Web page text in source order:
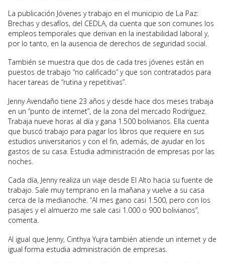
La publicación Jóvenes y trabajo en el municipio de La Paz:
Brechas y desafíos, del CEDLA, da cuenta que son comunes los
empleos temporales que derivan en la inestabilidad laboral y,
por lo tanto, en la ausencia de derechos de seguridad social.
También se muestra que dos de cada tres jóvenes están en
puestos de trabajo “no calificado” y que son contratados para
hacer tareas de “rutina y repetitivas”.
Jenny Avendaño tiene 23 años y desde hace dos meses trabaja
en un “punto de internet”, de la zona del mercado Rodríguez.
Trabaja nueve horas al día y gana 1.500 bolivianos. Ella cuenta
que buscó trabajo para pagar los libros que requiere en sus
estudios universitarios y con el fin, además, de ayudar en los
gastos de su casa. Estudia administración de empresas por las
noches.
Cada día, Jenny realiza un viaje desde El Alto hacia su fuente de
trabajo. Sale muy temprano en la mañana y vuelve a su casa
cerca de la medianoche. “Al mes gano casi 1.500, pero con los
pasajes y el almuerzo me sale casi 1.000 o 900 bolivianos”,
comenta.
Al igual que Jenny, Cinthya Yujra también atiende un internet y de
igual forma estudia administración de empresas.